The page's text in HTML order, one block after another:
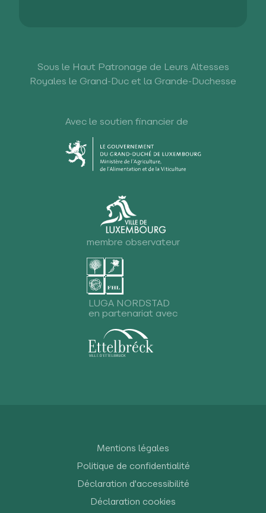
Sous le Haut Patronage de Leurs Altesses
Royales le Grand-Duc et la Grande-Duchesse
Avec le soutien financier de
membre observateur
LUGA NORDSTAD
en partenariat avec
Mentions légales
Politique de confidentialité
Déclaration d'accessibilité
Déclaration cookies